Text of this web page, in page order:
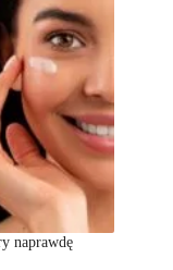
naprawdę